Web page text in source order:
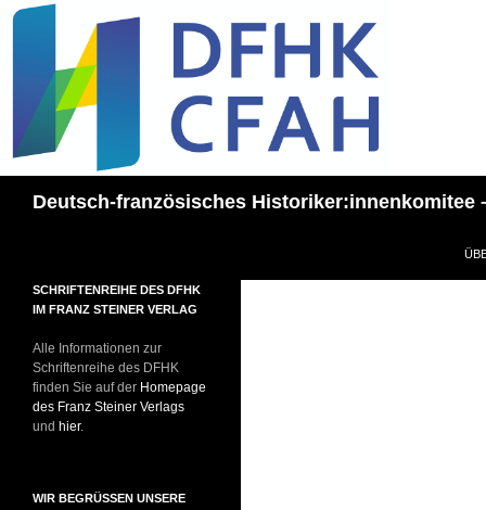
Deutsch-französisches Historiker:innenkomitee
SCHRIFTENREIHE DES DFHK
IM FRANZ STEINER VERLAG
Alle Informationen zur
Schriftenreihe des DFHK
finden Sie auf der Homepage
des Franz Steiner Verlags
und hier.
WIR BEGRÜSSEN UNSERE N